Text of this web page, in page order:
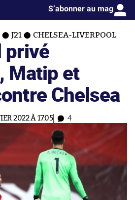
S’abonner au mag
J21 CHELSEA-LIVERPOOL
privé
Matip et
Chelsea
2022 À 17:05 4